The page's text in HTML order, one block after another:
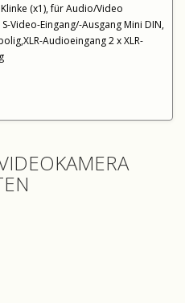
(x1), für Audio/Video
Video-Eingang/-Ausgang Mini DIN,
Audioeingang 2 x XLR-